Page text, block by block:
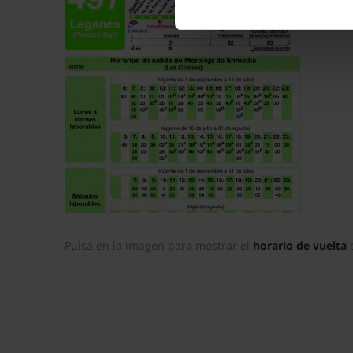
. Puede cambiar o
La publicidad digital
por ejemplo, la dirección IP,
para mantener activa esta
navegación aceptando la
el seguimiento y análisis de
mostrarte publicidad y
opciónRechazaren cuyo
funcionamiento del sitio
preferencias y retirar tu
Pulsa en la imagen para mostrar el horario de vuelta